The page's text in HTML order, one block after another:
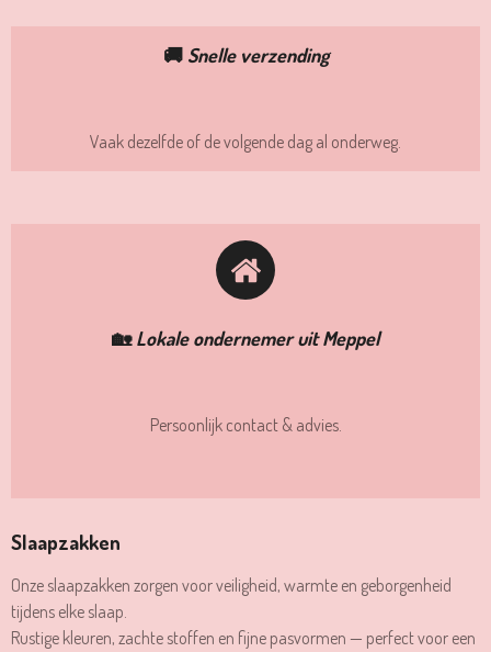
🚚 Snelle verzending
Vaak dezelfde of de volgende dag al onderweg.
🏡Lokale ondernemer uit Meppel
Persoonlijk contact & advies.
Slaapzakken
Onze slaapzakken zorgen voor veiligheid, warmte en geborgenheid
tijdens elke slaap.
Rustige kleuren, zachte stoffen en fijne pasvormen — perfect voor een